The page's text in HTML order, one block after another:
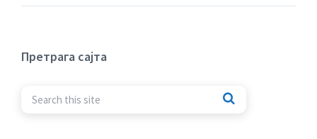
Претрага сајта